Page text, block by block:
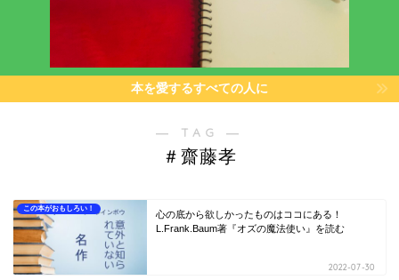
本を愛するすべての人に
― TAG ―
＃齋藤孝
この本がおもしろい！
心の底から欲しかったものはココにある！
L.Frank.Baum著『オズの魔法使い』を読む
2022-07-30